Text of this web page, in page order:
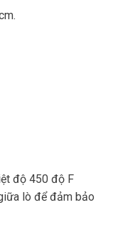
độ 450 độ F
lò để đảm bảo